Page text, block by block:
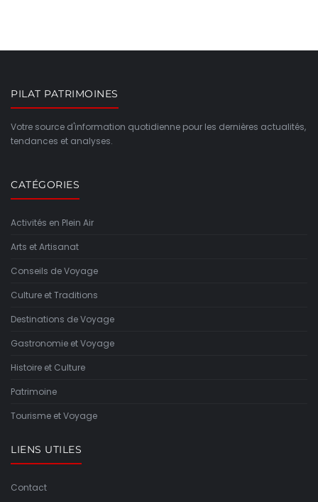
PILAT PATRIMOINES
Votre source d'information quotidienne pour les dernières actualités,
tendances et analyses.
CATÉGORIES
Activités en Plein Air
Arts et Artisanat
Conseils de Voyage
Culture et Traditions
Destinations de Voyage
Gastronomie et Voyage
Histoire et Culture
Patrimoine
Tourisme et Voyage
LIENS UTILES
Contact